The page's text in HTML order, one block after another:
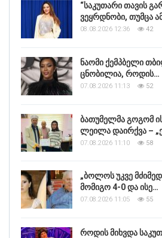
“საკუთარი თავის
ვეყრდნობი, თუმცა
08.08.2026 12:36 42
ნაომი ქემპბელი
ცნობილია, როდის…
07.08.2026 11:13 52
ბათუმელმა გოგომ
ლეილა დაირქვა –
07.08.2026 11:10 58
„ბოლოს უკვე
მომიგო 4-0 და ისე…
07.08.2026 11:05 55
როდის მიხვდა